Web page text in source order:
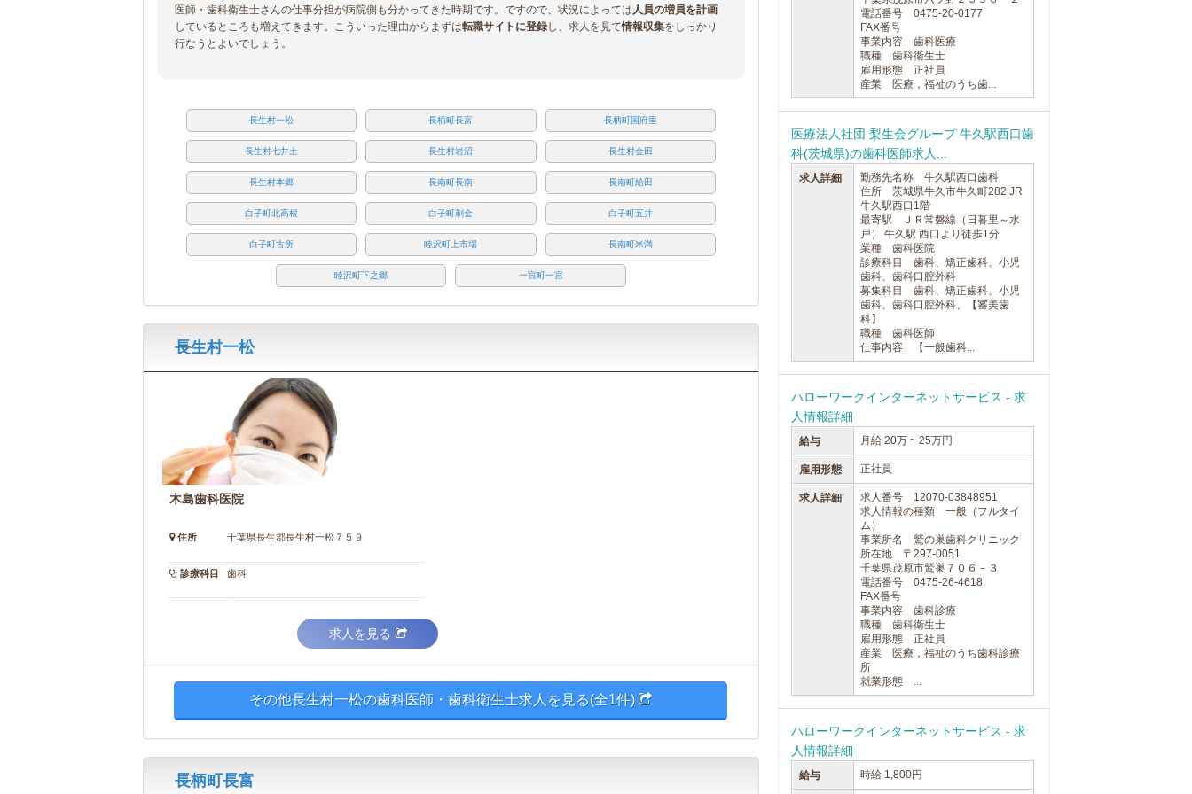
医師・歯科衛生士さんの仕事分担が病院側も分かってきた時期です。ですので、状況によっては人員の増員を計画
しているところも増えてきます。こういった理由からまずは転職サイトに登録し、求人を見て情報収集をしっかり
行なうとよいでしょう。
長生村一松 長柄町長富 長柄町国府里
長生村七井土 長生村岩沼 長生村金田
長生村本郷 長南町長南 長南町給田
白子町北高根 白子町剃金 白子町五井
白子町古所 睦沢町上市場 長南町米満
睦沢町下之郷 一宮町一宮
長生村一松
木島歯科医院
住所 千葉県長生郡長生村一松７５９
診療科目 歯科
求人を見る
その他長生村一松の歯科医師・歯科衛生士求人を見る(全1件)
長柄町長富
電話番号 0475-20-0177
FAX番号
事業内容 歯科医療
職種 歯科衛生士
雇用形態 正社員
産業 医療，福祉のうち歯...
医療法人社団 梨生会グループ 牛久駅西口歯
科(茨城県)の歯科医師求人...
求人詳細
勤務先名称 牛久駅西口歯科
住所 茨城県牛久市牛久町282 JR
牛久駅西口1階
最寄駅 ＪＲ常磐線（日暮里～水
戸） 牛久駅 西口より徒歩1分
業種 歯科医院
診療科目 歯科、矯正歯科、小児
歯科、歯科口腔外科
募集科目 歯科、矯正歯科、小児
歯科、歯科口腔外科、【審美歯
科】
職種 歯科医師
仕事内容 【一般歯科...
ハローワークインターネットサービス - 求
人情報詳細
給与 月給 20万 ~ 25万円
雇用形態 正社員
求人詳細
求人番号 12070-03848951
求人情報の種類 一般（フルタイ
ム）
事業所名 鷲の巣歯科クリニック
所在地 〒297-0051
千葉県茂原市鷲巣７０６－３
電話番号 0475-26-4618
FAX番号
事業内容 歯科診療
職種 歯科衛生士
雇用形態 正社員
産業 医療，福祉のうち歯科診療
所
就業形態 ...
ハローワークインターネットサービス - 求
人情報詳細
給与 時給 1,800円